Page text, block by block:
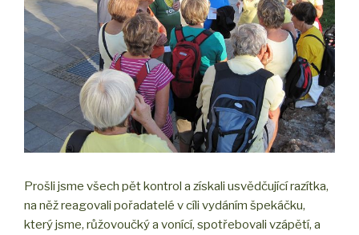
Prošli jsme všech pět kontrol a získali usvědčující razítka,
na něž reagovali pořadatelé v cíli vydáním špekáčku,
který jsme, růžovoučký a vonící, spotřebovali vzápětí, a